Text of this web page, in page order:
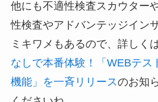
他にも不適性検査スカウター
性検査やアドバンテッジイン
ミキワメもあるので、詳しく
なしで本番体験！「WEBテス
機能」を一斉リリースのお知